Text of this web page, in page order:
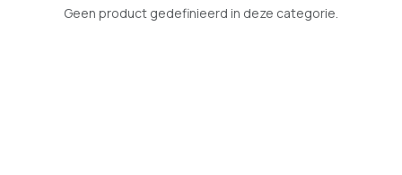
Geen product gedefinieerd in deze categorie.